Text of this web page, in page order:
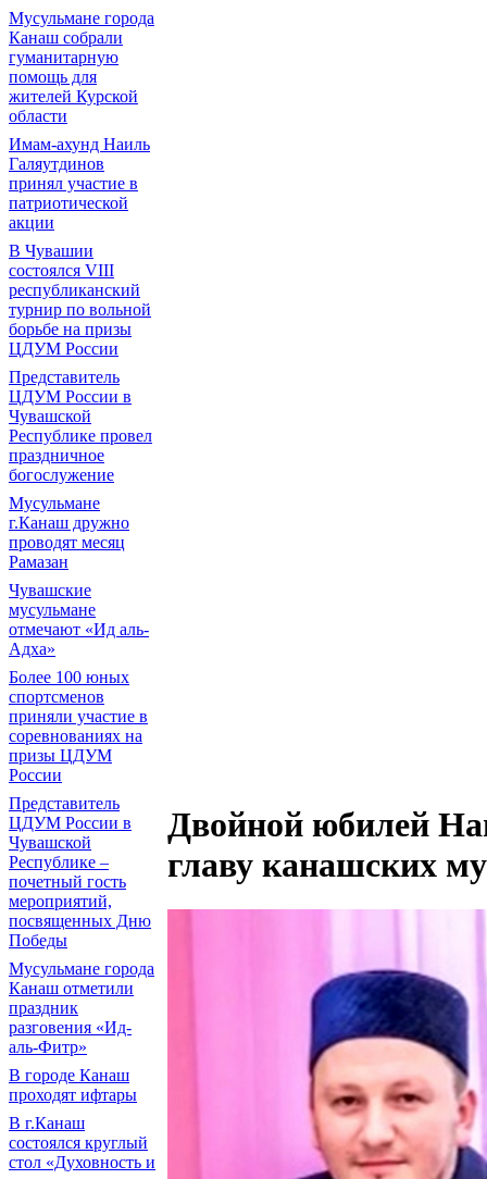
Мусульмане города
Канаш собрали
гуманитарную
помощь для
жителей Курской
области
Имам-ахунд Наиль
Галяутдинов
принял участие в
патриотической
акции
В Чувашии
состоялся VIII
республиканский
турнир по вольной
борьбе на призы
ЦДУМ России
Представитель
ЦДУМ России в
Чувашской
Республике провел
праздничное
богослужение
Мусульмане
г.Канаш дружно
проводят месяц
Рамазан
Чувашские
мусульмане
отмечают «Ид аль-
Адха»
Более 100 юных
спортсменов
приняли участие в
соревнованиях на
призы ЦДУМ
России
Представитель
ЦДУМ России в
Чувашской
Республике –
почетный гость
мероприятий,
посвященных Дню
Победы
Мусульмане города
Канаш отметили
праздник
разговения «Ид-
аль-Фитр»
В городе Канаш
проходят ифтары
В г.Канаш
состоялся круглый
стол «Духовность и
Двойной юбилей
главу канашских